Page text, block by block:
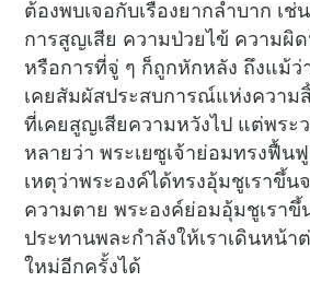
ต้องพบเจอกับเรื่องยากลำบาก เ
การสูญเสีย ความป่วยไข้ ความผิ
หรือการที่จู่ ๆ ก็ถูกหักหลัง ถึงแม้ว่
เคยสัมผัสประสบการณ์แห่งความ
ที่เคยสูญเสียความหวังไป แต่พระ
หลายว่า พระเยซูเจ้าย่อมทรงฟื้น
เหตุว่าพระองค์ได้ทรงอุ้มชูเราขึ้น
ความตาย พระองค์ย่อมอุ้มชูเราขึ้
ประทานพละกำลังให้เราเดินหน้า
ใหม่อีกครั้งได้